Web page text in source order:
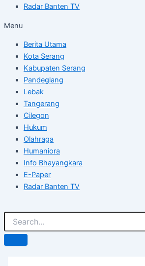
Radar Banten TV
Menu
Berita Utama
Kota Serang
Kabupaten Serang
Pandeglang
Lebak
Tangerang
Cilegon
Hukum
Olahraga
Humaniora
Info Bhayangkara
E-Paper
Radar Banten TV